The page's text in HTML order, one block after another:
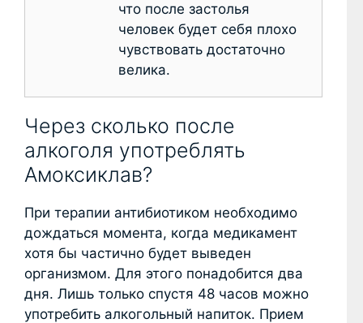
что после застолья
человек будет себя плохо
чувствовать достаточно
велика.
Через сколько после
алкоголя употреблять
Амоксиклав?
При терапии антибиотиком необходимо
дождаться момента, когда медикамент
хотя бы частично будет выведен
организмом. Для этого понадобится два
дня. Лишь только спустя 48 часов можно
употребить алкогольный напиток. Прием